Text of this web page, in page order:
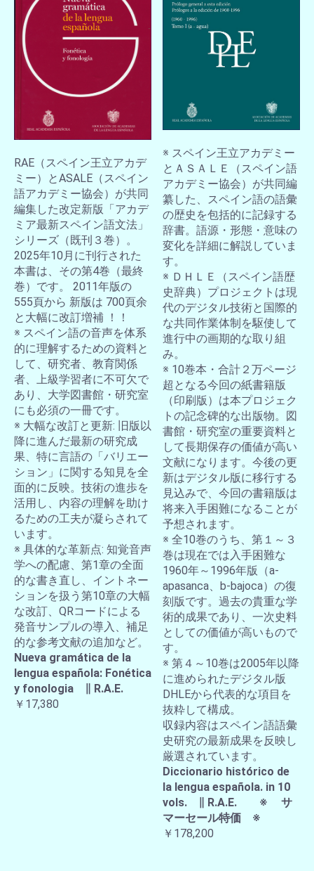
RAE（スペイン王立アカデ
ミー）とASALE（スペイン
語アカデミー協会）が共同
編集した改定新版「アカデ
ミア最新スペイン語文法」
シリーズ（既刊３巻）。
2025年10月に刊行された
本書は、その第4巻（最終
巻）です。 2011年版の
555頁から 新版は 700頁余
と大幅に改訂増補 ！！
※ スペイン語の音声を体系
的に理解するための資料と
して、研究者、教育関係
者、上級学習者に不可欠で
あり、大学図書館・研究室
にも必須の一冊です。
※ 大幅な改訂と更新: 旧版以
降に進んだ最新の研究成
果、特に言語の「バリエー
ション」に関する知見を全
面的に反映。技術の進歩を
活用し、内容の理解を助け
るための工夫が凝らされて
います。
※ 具体的な革新点: 知覚音声
学への配慮、第1章の全面
的な書き直し、イントネー
ションを扱う第10章の大幅
な改訂、QRコードによる
発音サンプルの導入、補足
的な参考文献の追加など。
Nueva gramática de la
lengua española: Fonética
y fonologia ∥ R.A.E.
￥17,380
※ スペイン王立アカデミー
とＡＳＡＬＥ（スペイン語
アカデミー協会）が共同編
纂した、スペイン語の語彙
の歴史を包括的に記録する
辞書。語源・形態・意味の
変化を詳細に解説していま
す。
※ ＤＨＬＥ（スペイン語歴
史辞典）プロジェクトは現
代のデジタル技術と国際的
な共同作業体制を駆使して
進行中の画期的な取り組
み。
※ 10巻本・合計２万ページ
超となる今回の紙書籍版
（印刷版）は本プロジェク
トの記念碑的な出版物。図
書館・研究室の重要資料と
して長期保存の価値が高い
文献になります。今後の更
新はデジタル版に移行する
見込みで、今回の書籍版は
将来入手困難になることが
予想されます。
※ 全10巻のうち、第１～３
巻は現在では入手困難な
1960年～1996年版（a-
apasanca、b-bajoca）の復
刻版です。過去の貴重な学
術的成果であり、一次史料
としての価値が高いもので
す。
※ 第４～10巻は2005年以降
に進められたデジタル版
DHLEから代表的な項目を
抜粋して構成。
収録内容はスペイン語語彙
史研究の最新成果を反映し
厳選されています。
Diccionario histórico de
la lengua española. in 10
vols. ∥ R.A.E. ※ サ
マーセール特価 ※
￥178,200